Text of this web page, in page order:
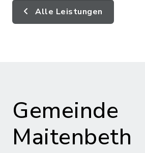
Alle Leistungen
Gemeinde
Maitenbeth